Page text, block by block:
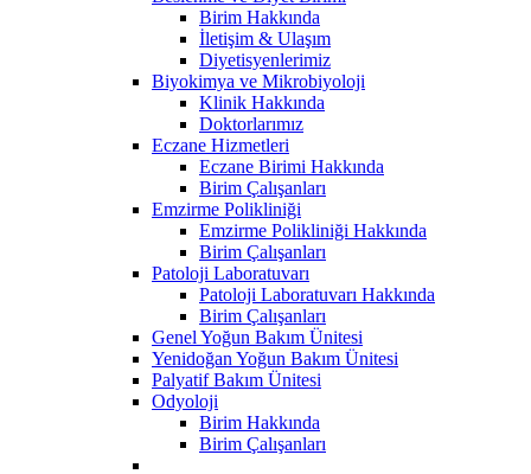
Birim Hakkında
İletişim & Ulaşım
Diyetisyenlerimiz
Biyokimya ve Mikrobiyoloji
Klinik Hakkında
Doktorlarımız
Eczane Hizmetleri
Eczane Birimi Hakkında
Birim Çalışanları
Emzirme Polikliniği
Emzirme Polikliniği Hakkında
Birim Çalışanları
Patoloji Laboratuvarı
Patoloji Laboratuvarı Hakkında
Birim Çalışanları
Genel Yoğun Bakım Ünitesi
Yenidoğan Yoğun Bakım Ünitesi
Palyatif Bakım Ünitesi
Odyoloji
Birim Hakkında
Birim Çalışanları